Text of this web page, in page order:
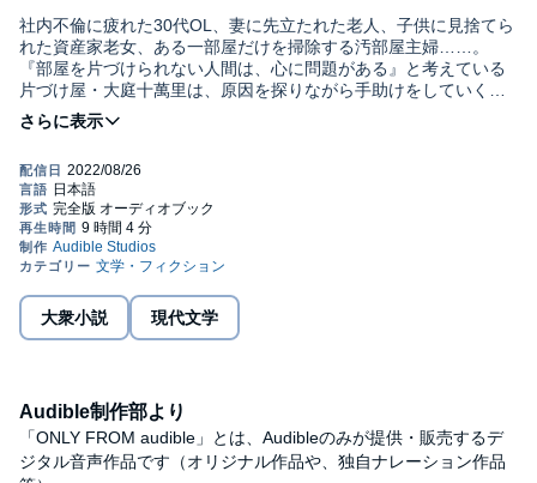
社内不倫に疲れた30代OL、妻に先立たれた老人、子供に見捨てら
れた資産家老女、ある一部屋だけを掃除する汚部屋主婦……。
『部屋を片づけられない人間は、心に問題がある』と考えている
片づけ屋・大庭十萬里は、原因を探りながら手助けをしていく。
この本を読んだら、きっとあなたも部屋を片づけたくなる！©垣谷
美雨 (P)2022 Audible, Inc.
大衆小説 現代文学
Audible制作部より
「ONLY FROM audible」とは、Audibleのみが提供・販売するデ
ジタル音声作品です（オリジナル作品や、独自ナレーション作品